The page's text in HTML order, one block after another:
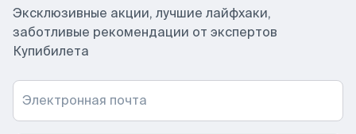
Эксклюзивные акции, лучшие лайфхаки,
заботливые рекомендации от экспертов
Купибилета
Электронная почта